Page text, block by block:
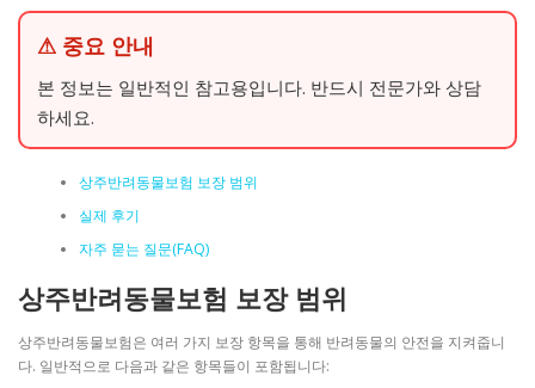
⚠ 중요 안내
본 정보는 일반적인 참고용입니다. 반드시 전문가와 상담
하세요.
상주반려동물보험 보장 범위
실제 후기
자주 묻는 질문(FAQ)
상주반려동물보험 보장 범위
상주반려동물보험은 여러 가지 보장 항목을 통해 반려동물의 안전을 지켜줍니
다. 일반적으로 다음과 같은 항목들이 포함됩니다: